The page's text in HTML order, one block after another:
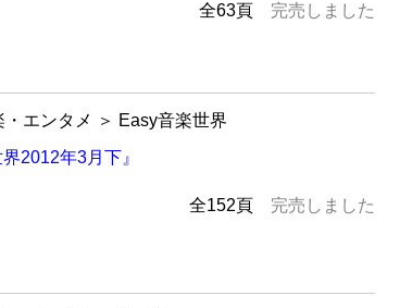
全63頁 完売しました
・エンタメ ＞ Easy音楽世界
2012年3月下』
全152頁 完売しました